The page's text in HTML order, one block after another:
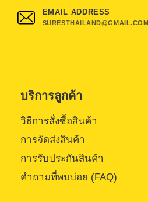
EMAIL ADDRESS
SURESTHAILAND@GMAIL.COM
บริการลูกค้า
วิธีการสั่งซื้อสินค้า
การจัดส่งสินค้า
การรับประกันสินค้า
คำถามที่พบบ่อย (FAQ)